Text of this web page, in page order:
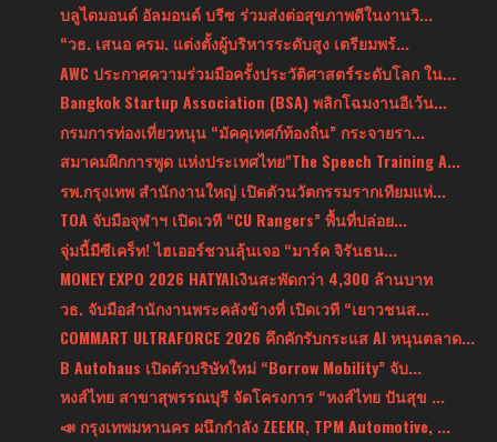
บลูไดมอนด์ อัลมอนด์ บรีซ ร่วมส่งต่อสุขภาพดีในงานวิ...
“วธ. เสนอ ครม. แต่งตั้งผู้บริหารระดับสูง เตรียมพร้...
AWC ประกาศความร่วมมือครั้งประวัติศาสตร์ระดับโลก ใน...
Bangkok Startup Association (BSA) พลิกโฉมงานอีเว้น...
กรมการท่องเที่ยวหนุน “มัคคุเทศก์ท้องถิ่น” กระจายรา...
สมาคมฝึกการพูด แห่งประเทศไทย"The Speech Training A...
รพ.กรุงเทพ สำนักงานใหญ่ เปิดตัวนวัตกรรมรากเทียมแห่...
TOA จับมือจุฬาฯ เปิดเวที “CU Rangers” พื้นที่ปล่อย...
จุ่มนี้มีซีเคร็ท! ไฮเออร์ชวนลุ้นเจอ “มาร์ค จิรันธน...
MONEY EXPO 2026 HATYAIเงินสะพัดกว่า 4,300 ล้านบาท
วธ. จับมือสำนักงานพระคลังข้างที่ เปิดเวที “เยาวชนส...
COMMART ULTRAFORCE 2026 คึกคักรับกระแส AI หนุนตลาด...
B Autohaus เปิดตัวบริษัทใหม่ “Borrow Mobility” จับ...
หงส์ไทย สาขาสุพรรณบุรี จัดโครงการ “หงส์ไทย ปันสุข ...
📣 กรุงเทพมหานคร ผนึกกำลัง ZEEKR, TPM Automotive, ...